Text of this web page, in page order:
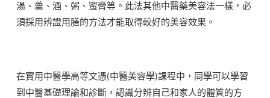
湯、羹、酒、粥、蜜膏等。此法其他中醫藥美容法一樣，必
須採用辨證用膳的方法才能取得較好的美容效果。
在實用中醫學高等文憑(中醫美容學)課程中，同學可以學習
到中醫基礎理論和診斷，認識分辨自己和家人的體質的方